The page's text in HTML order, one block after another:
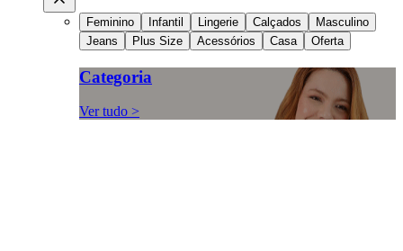
Feminino Infantil Lingerie Calçados
Masculino
Jeans
Plus Size Acessórios Casa Oferta
Categoria
Ver tudo >